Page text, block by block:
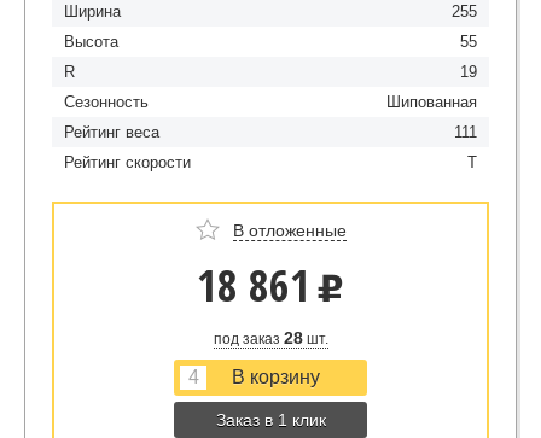
Ширина
255
Высота
55
R
19
Сезонность
Шипованная
Рейтинг веса
111
Рейтинг скорости
T
В отложенные
18 861 u
под заказ 28шт.
Заказ в 1 клик